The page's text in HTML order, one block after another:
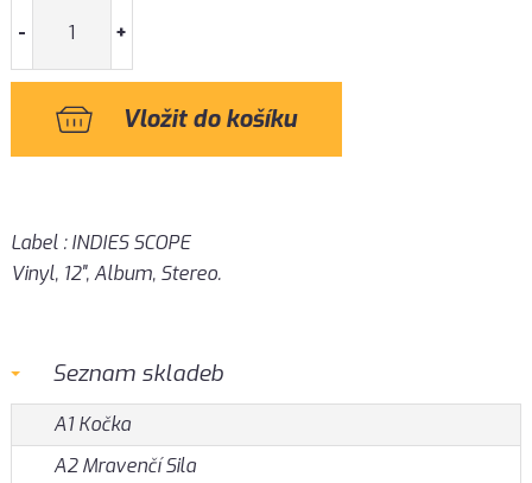
- +
Label : INDIES SCOPE
Vinyl, 12", Album, Stereo.
Seznam skladeb
A1 Kočka
A2 Mravenčí Sila